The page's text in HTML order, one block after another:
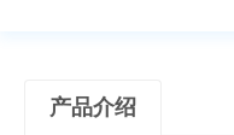
产品介绍